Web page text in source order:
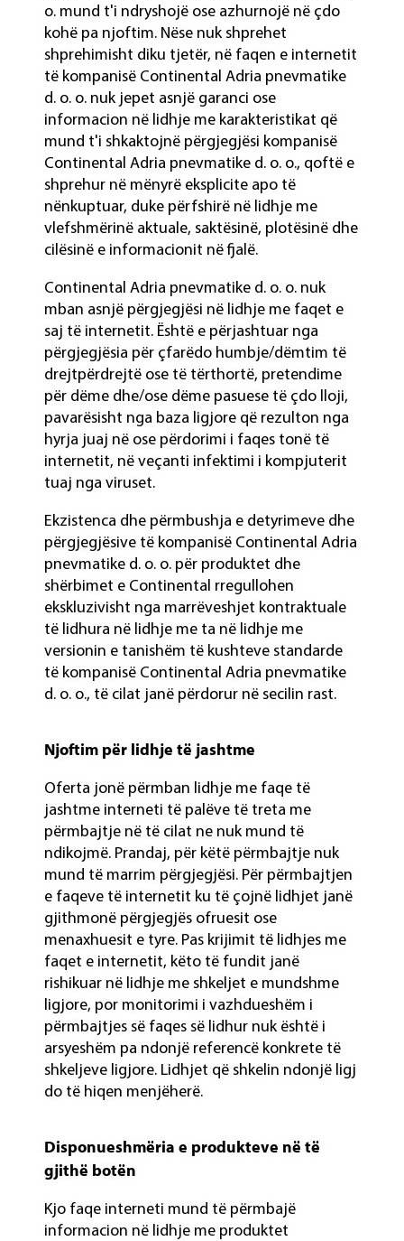
o. mund t'i ndryshojë ose azhurnojë në çdo
kohë pa njoftim. Nëse nuk shprehet
shprehimisht diku tjetër, në faqen e internetit
të kompanisë Continental Adria pnevmatike
d. o. o. nuk jepet asnjë garanci ose
informacion në lidhje me karakteristikat që
mund t'i shkaktojnë përgjegjësi kompanisë
Continental Adria pnevmatike d. o. o., qoftë e
shprehur në mënyrë eksplicite apo të
nënkuptuar, duke përfshirë në lidhje me
vlefshmërinë aktuale, saktësinë, plotësinë dhe
cilësinë e informacionit në fjalë.
Continental Adria pnevmatike d. o. o. nuk
mban asnjë përgjegjësi në lidhje me faqet e
saj të internetit. Është e përjashtuar nga
përgjegjësia për çfarëdo humbje/dëmtim të
drejtpërdrejtë ose të tërthortë, pretendime
për dëme dhe/ose dëme pasuese të çdo lloji,
pavarësisht nga baza ligjore që rezulton nga
hyrja juaj në ose përdorimi i faqes tonë të
internetit, në veçanti infektimi i kompjuterit
tuaj nga viruset.
Ekzistenca dhe përmbushja e detyrimeve dhe
përgjegjësive të kompanisë Continental Adria
pnevmatike d. o. o. për produktet dhe
shërbimet e Continental rregullohen
ekskluzivisht nga marrëveshjet kontraktuale
të lidhura në lidhje me ta në lidhje me
versionin e tanishëm të kushteve standarde
të kompanisë Continental Adria pnevmatike
d. o. o., të cilat janë përdorur në secilin rast.
Njoftim për lidhje të jashtme
Oferta jonë përmban lidhje me faqe të
jashtme interneti të palëve të treta me
përmbajtje në të cilat ne nuk mund të
ndikojmë. Prandaj, për këtë përmbajtje nuk
mund të marrim përgjegjësi. Për përmbajtjen
e faqeve të internetit ku të çojnë lidhjet janë
gjithmonë përgjegjës ofruesit ose
menaxhuesit e tyre. Pas krijimit të lidhjes me
faqet e internetit, këto të fundit janë
rishikuar në lidhje me shkeljet e mundshme
ligjore, por monitorimi i vazhdueshëm i
përmbajtjes së faqes së lidhur nuk është i
arsyeshëm pa ndonjë referencë konkrete të
shkeljeve ligjore. Lidhjet që shkelin ndonjë ligj
do të hiqen menjëherë.
Disponueshmëria e produkteve në të
gjithë botën
Kjo faqe interneti mund të përmbajë
informacion në lidhje me produktet